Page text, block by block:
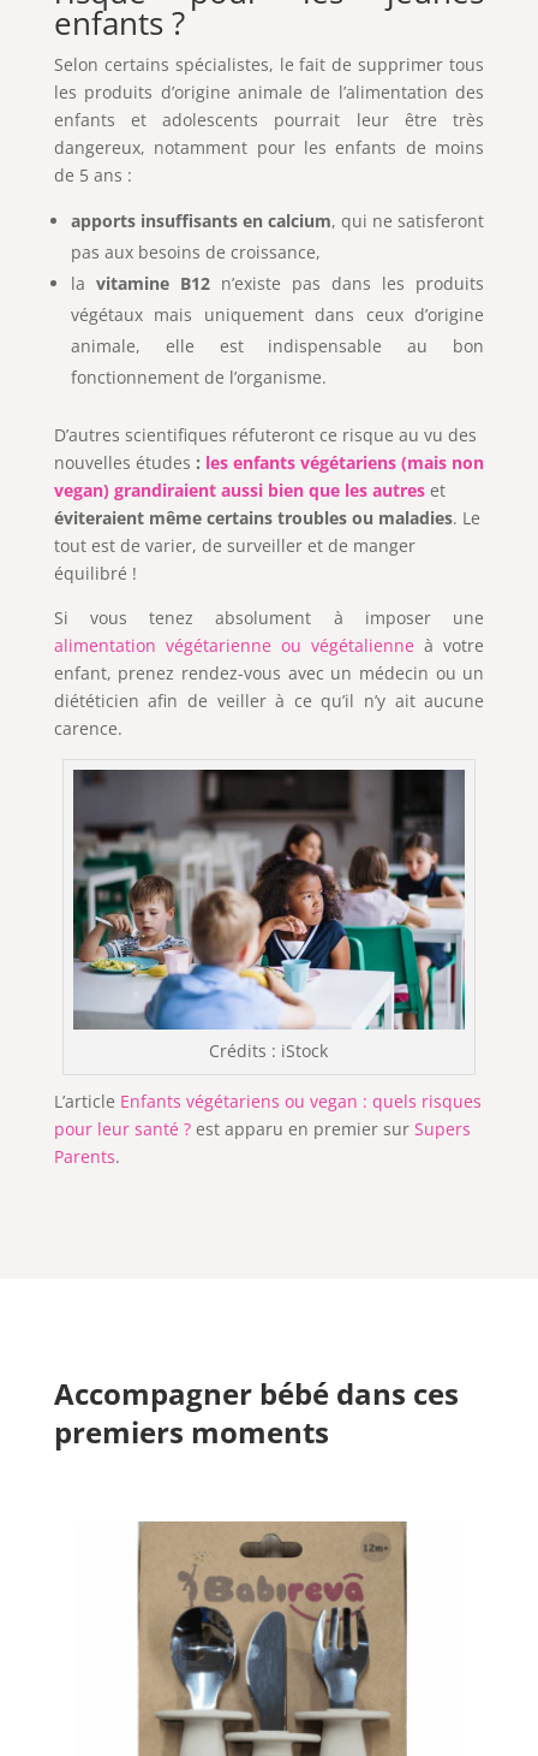
enfants ?
Selon certains spécialistes, le fait de supprimer tous
les produits d’origine animale de l’alimentation des
enfants et adolescents pourrait leur être très
dangereux, notamment pour les enfants de moins
de 5 ans :
apports insuffisants en calcium, qui ne satisferont
pas aux besoins de croissance,
la vitamine B12n’existe pas dans les produits
végétaux mais uniquement dans ceux d’origine
animale, elle est indispensable au bon
fonctionnement de l’organisme.
D’autres scientifiques réfuteront ce risque au vu des
nouvelles études : les enfants végétariens (mais non
vegan) grandiraient aussi bien que les autres et
éviteraient même certains troubles ou maladies. Le
tout est de varier, de surveiller et de manger
équilibré !
Si vous tenez absolument à imposer une
alimentation végétarienne ou végétalienne à votre
enfant, prenez rendez-vous avec un médecin ou un
diététicien afin de veiller à ce qu’il n’y ait aucune
carence.
Crédits : iStock
L’article Enfants végétariens ou vegan : quels risques
pour leur santé ?est apparu en premier sur Supers
Parents.
Accompagner bébé dans ces
premiers moments